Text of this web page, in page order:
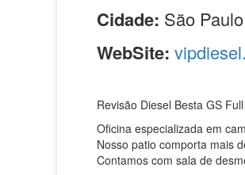
Cidade: São Paulo
WebSite:
Revisão Diesel Besta GS
Oficina especializada em
Nosso patio comporta mais
Contamos com sala de